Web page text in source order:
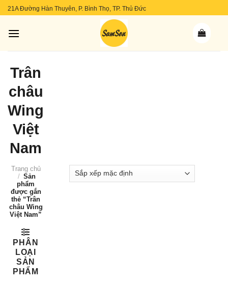
Skip
content
21A Đường Hàn Thuyên, P. Bình Thọ, TP. Thủ Đức
Trân
châu
Wing
Việt
Nam
Trang chủ
/ Sản
phẩm
được gắn
thẻ “Trân
châu Wing
Việt Nam”
PHÂN
LOẠI
SẢN
PHẨM